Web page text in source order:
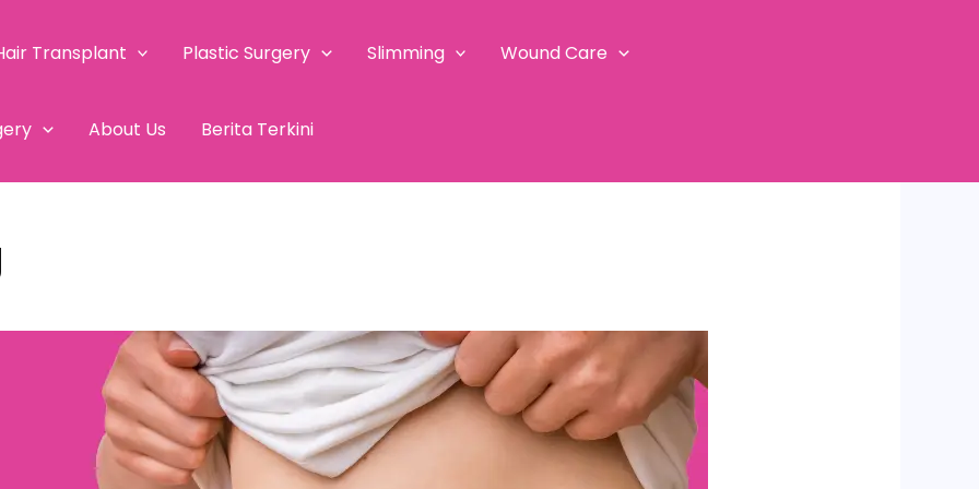
Transplant Plastic Surgery Slimming Wound Care
About Us Berita Terkini